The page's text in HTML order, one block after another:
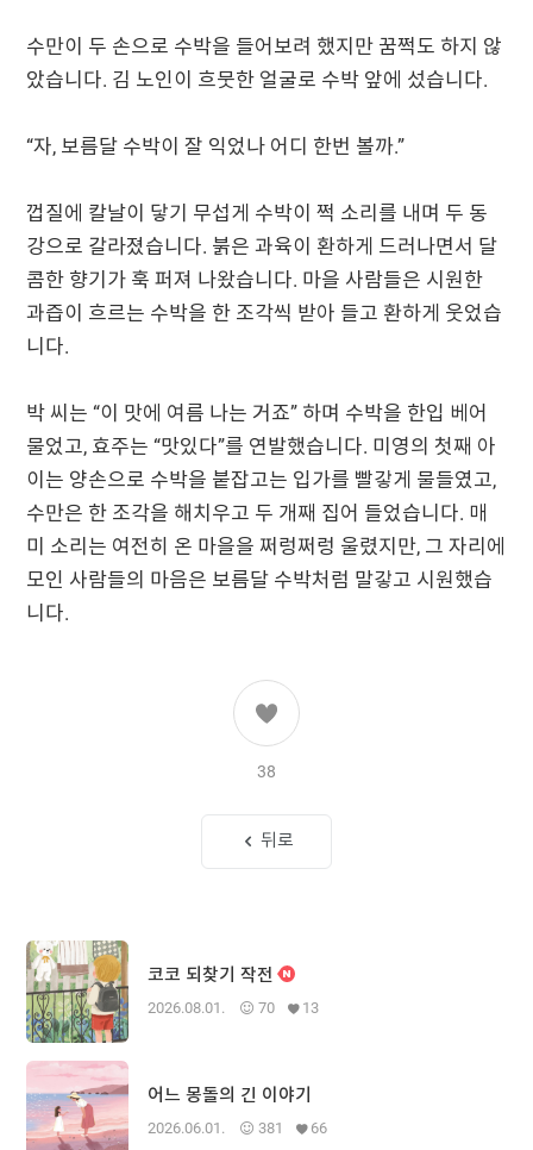
수만이 두 손으로 수박을 들어보려 했지만 꿈쩍도 하지 않
았습니다. 김 노인이 흐뭇한 얼굴로 수박 앞에 섰습니다.
“자, 보름달 수박이 잘 익었나 어디 한번 볼까.”
껍질에 칼날이 닿기 무섭게 수박이 쩍 소리를 내며 두 동
강으로 갈라졌습니다. 붉은 과육이 환하게 드러나면서 달
콤한 향기가 훅 퍼져 나왔습니다. 마을 사람들은 시원한
과즙이 흐르는 수박을 한 조각씩 받아 들고 환하게 웃었습
니다.
박 씨는 “이 맛에 여름 나는 거죠” 하며 수박을 한입 베어
물었고, 효주는 “맛있다”를 연발했습니다. 미영의 첫째 아
이는 양손으로 수박을 붙잡고는 입가를 빨갛게 물들였고,
수만은 한 조각을 해치우고 두 개째 집어 들었습니다. 매
미 소리는 여전히 온 마을을 쩌렁쩌렁 울렸지만, 그 자리에
모인 사람들의 마음은 보름달 수박처럼 말갛고 시원했습
니다.
38
뒤로
코코 되찾기 작전
2026.08.01. 70 13
어느 몽돌의 긴 이야기
2026.06.01. 381 66